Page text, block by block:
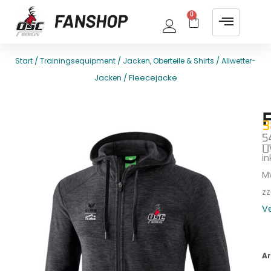
0
Start /Trainingsequipment / Jacken, Oberteile & Shirts /Allwetter-
Jacken / Fleecejacke